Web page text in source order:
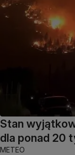
Stan
dla ponad 20
METEO